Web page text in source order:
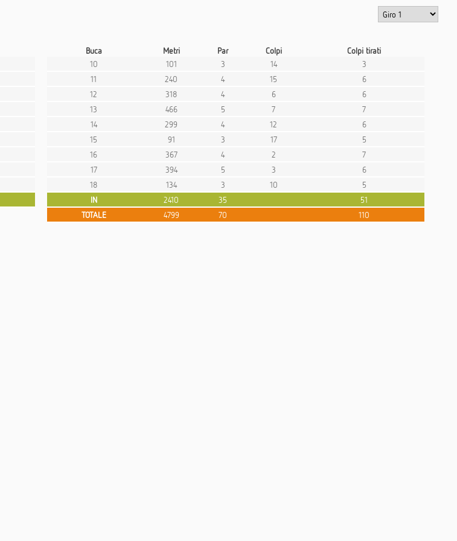
Buca Metri Par Colpi
Colpi tirati
10
101 3 14
3
11
240 4 15
6
12
318 4 6
6
13
466 5 7
7
14
299 4 12
6
15
91 3 17
5
16
367 4 2
7
17
394 5 3
6
18
134 3 10
5
IN
2410 35
51
TOTALE
4799 70 110